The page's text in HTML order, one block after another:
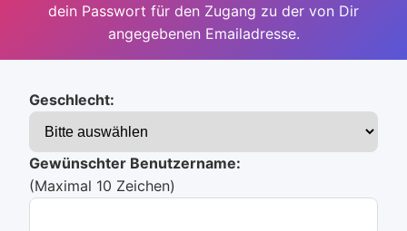
dein Passwort für den Zugang zu der von Dir
angegebenen Emailadresse.
Geschlecht:
Gewünschter Benutzername:
(Maximal 10 Zeichen)